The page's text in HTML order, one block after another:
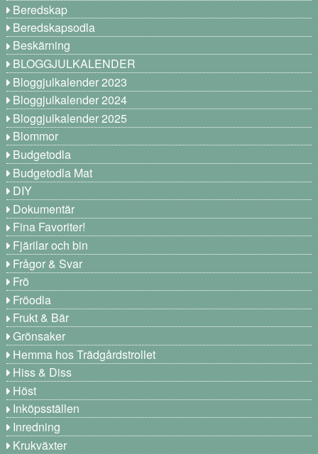
Beredskap
Beredskapsodla
Beskärning
BLOGGJULKALENDER
Bloggjulkalender 2023
Bloggjulkalender 2024
Bloggjulkalender 2025
Blommor
Budgetodla
Budgetodla Mat
DIY
Dokumentär
Fina Favoriter!
Fjärilar och bin
Frågor & Svar
Frö
Fröodla
Frukt & Bär
Grönsaker
Hemma hos Trädgårdstrollet
Hiss & Diss
Höst
Inköpsställen
Inredning
Krukväxter